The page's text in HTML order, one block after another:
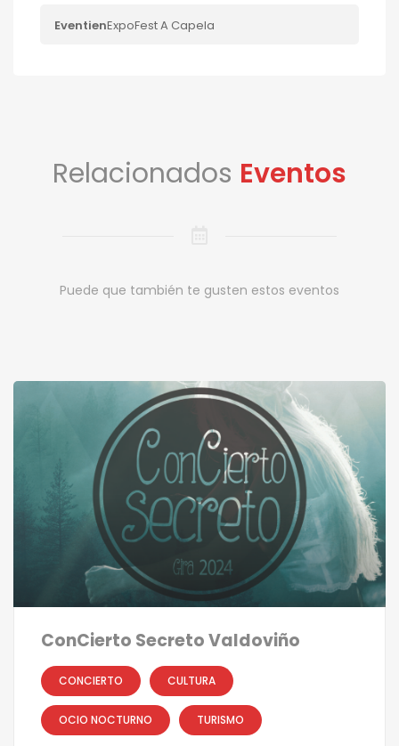
EventienExpoFest A Capela
Relacionados Eventos
Puede que también te gusten estos eventos
ConCierto Secreto Valdoviño
CONCIERTO CULTURA
OCIO NOCTURNO TURISMO